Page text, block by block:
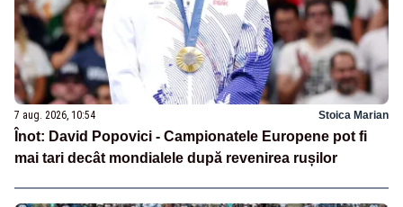
7 aug. 2026, 10:54 Stoica Marian
Înot: David Popovici - Campionatele Europene pot fi
mai tari decât mondialele după revenirea rușilor